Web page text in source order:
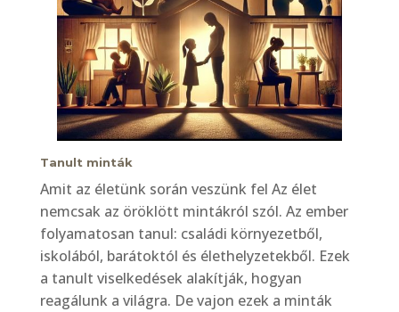
Tanult minták
Amit az életünk során veszünk fel Az élet
nemcsak az öröklött mintákról szól. Az ember
folyamatosan tanul: családi környezetből,
iskolából, barátoktól és élethelyzetekből. Ezek
a tanult viselkedések alakítják, hogyan
reagálunk a világra. De vajon ezek a minták